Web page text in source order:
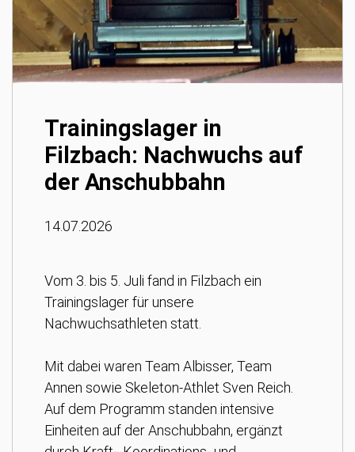
Trainingslager in
Filzbach: Nachwuchs auf
der Anschubbahn
14.07.2026
Vom 3. bis 5. Juli fand in Filzbach ein
Trainingslager für unsere
Nachwuchsathleten statt.
Mit dabei waren Team Albisser, Team
Annen sowie Skeleton-Athlet Sven Reich.
Auf dem Programm standen intensive
Einheiten auf der Anschubbahn, ergänzt